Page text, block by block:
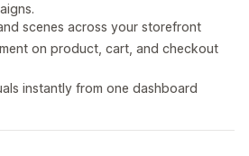
scenes across your storefront
on product, cart, and checkout
instantly from one dashboard